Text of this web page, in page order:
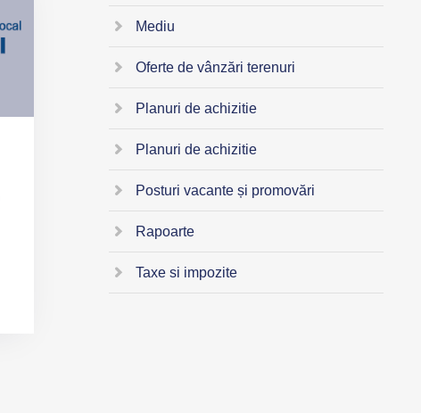
Mediu
Oferte de vânzări terenuri
Planuri de achizitie
Planuri de achizitie
Posturi vacante și promovări
Rapoarte
Taxe si impozite